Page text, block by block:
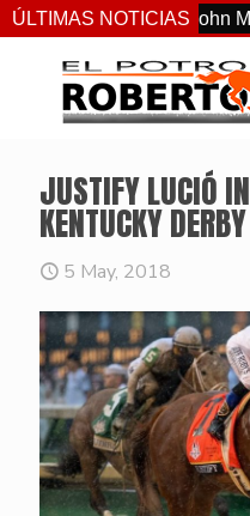
ÚLTIMAS NOTICIAS
del John
JUSTIFY LUCIÓ
KENTUCKY
5 May, 2018